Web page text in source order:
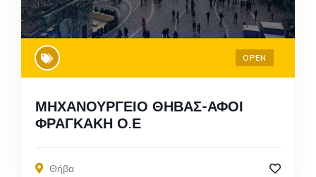
OPEN
ΜΗΧΑΝΟΥΡΓΕΙΟ ΘΗΒΑΣ-ΑΦΟΙ
ΦΡΑΓΚΑΚΗ Ο.Ε
Θήβα